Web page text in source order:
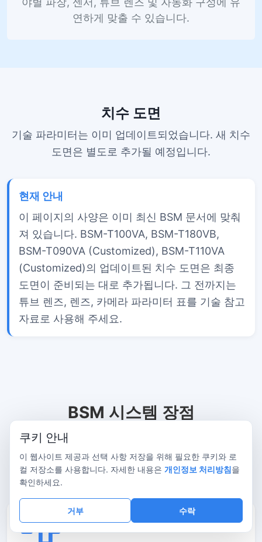
연하게 맞출 수 있습니다.
치수 도면
기술 파라미터는 이미 업데이트되었습니다. 새 치수
도면은 별도로 추가될 예정입니다.
현재 안내
이 페이지의 사양은 이미 최신 BSM 문서에 맞춰
져 있습니다. BSM-T100VA, BSM-T180VB,
BSM-T090VA (Customized), BSM-T110VA
(Customized)의 업데이트된 치수 도면은 최종
도면이 준비되는 대로 추가됩니다. 그 전까지는
튜브 렌즈, 렌즈, 카메라 파라미터 표를 기술 참고
자료로 사용해 주세요.
BSM 시스템 장점
BSM 시리즈는 SWIR 이미징, 모듈형 광학계, 정밀 기
구부를 결합하여 까다로운 검사 작업에 적합한 유연
한 플랫폼을 제공합니다.
쿠키 안내
이 웹사이트 제공과 선택 사항 저장을 위해 필요한 쿠키와 로
컬 저장소를 사용합니다. 자세한 내용은 개인정보 처리방침을
확인하세요.
거부 수락